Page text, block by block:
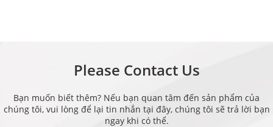
Please Contact Us
Bạn muốn biết thêm? Nếu bạn quan tâm đến sản phẩm của
chúng tôi, vui lòng để lại tin nhắn tại đây, chúng tôi sẽ trả lời bạn
ngay khi có thể.